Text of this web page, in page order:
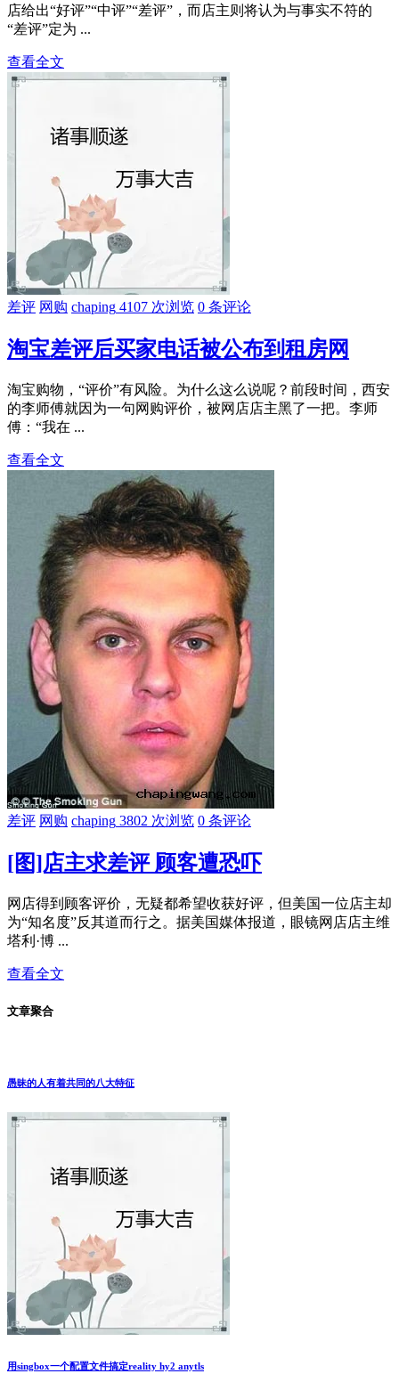
店给出“好评”“中评”“差评”，而店主则将认为与事实不符的
“差评”定为 ...
查看全文
差评 网购 chaping 4107 次浏览 0 条评论
淘宝差评后买家电话被公布到租房网
淘宝购物，“评价”有风险。为什么这么说呢？前段时间，西安
的李师傅就因为一句网购评价，被网店店主黑了一把。李师
傅：“我在 ...
查看全文
差评 网购 chaping 3802 次浏览 0 条评论
[图]店主求差评 顾客遭恐吓
网店得到顾客评价，无疑都希望收获好评，但美国一位店主却
为“知名度”反其道而行之。据美国媒体报道，眼镜网店店主维
塔利·博 ...
查看全文
文章聚合